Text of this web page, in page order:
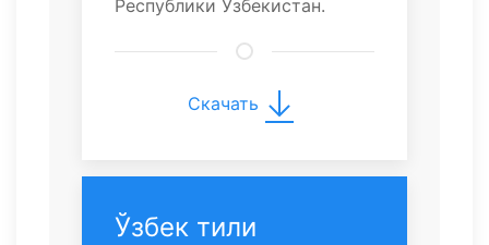
Республики Узбекистан.
Скачать
Ўзбек тили